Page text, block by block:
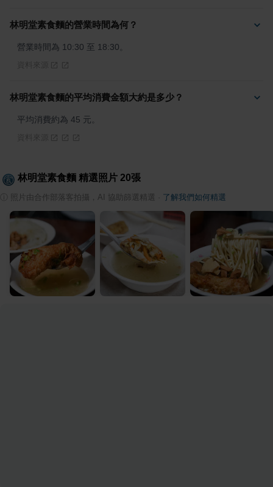
林明堂素食麵的營業時間為何？
營業時間為 10:30 至 18:30。
林明堂素食麵的平均消費金額大約是多少？
平均消費約為 45 元。
林明堂素食麵 精選照片 20張
照片由合作部落客拍攝，AI 協助篩選精選 了解我們如何精選